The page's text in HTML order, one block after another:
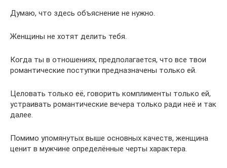
Думаю, что здесь объяснение не нужно.
Женщины не хотят делить тебя.
Когда ты в отношениях, предполагается, что все твои
романтические поступки предназначены только ей.
Целовать только её, говорить комплименты только ей,
устраивать романтические вечера только ради неё и так
далее.
Помимо упомянутых выше основных качеств, женщина
ценит в мужчине определённые черты характера.